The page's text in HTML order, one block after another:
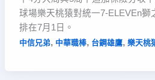
球場樂天桃猿對統一7-ELEVEn獅
排在7月1日。
中信兄弟, 中華職棒, 台鋼雄鷹, 樂天桃